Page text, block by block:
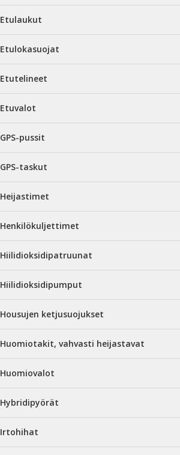
Etulaukut
Etulokasuojat
Etutelineet
Etuvalot
GPS-pussit
GPS-taskut
Heijastimet
Henkilökuljettimet
Hiilidioksidipatruunat
Hiilidioksidipumput
Housujen ketjusuojukset
Huomiotakit, vahvasti heijastavat
Huomiovalot
Hybridipyörät
Irtohihat